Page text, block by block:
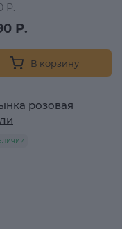
Р.
Р.
В корзину
розовая